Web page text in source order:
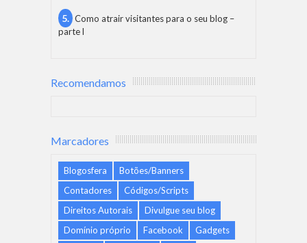
Como atrair visitantes para o seu blog –
parte l
Recomendamos
Marcadores
Blogosfera
Botões/Banners
Contadores
Códigos/Scripts
Direitos Autorais
Divulgue seu blog
Domínio próprio
Facebook
Gadgets